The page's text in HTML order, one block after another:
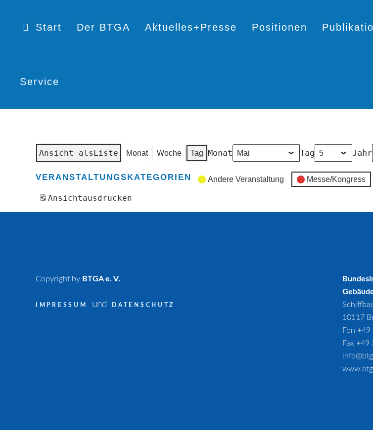
Start Der BTGA Aktuelles+Presse Positionen
Service
Ansicht alsListe Monat Woche Tag Monat Tag Jahr
VERANSTALTUNGSKATEGORIEN Andere Veranstaltung Messe/Kongress
Ansichtausdrucken
Copyright by BTGA e. V.
IMPRESSUM und DATENSCHUTZ
10117
Fon
Fax +49